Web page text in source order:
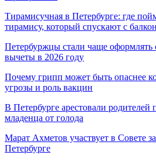
Тирамисучная в Петербурге: где
тирамису, который спускают с
Петербуржцы стали чаще оформлять
вычеты в 2026 году
Почему грипп может быть опаснее
угрозы и роль вакцин
В Петербурге арестовали родителей
младенца от голода
Марат Ахметов участвует в Совете
Петербурге